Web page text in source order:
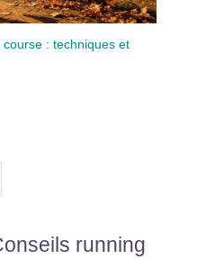
: techniques et
running